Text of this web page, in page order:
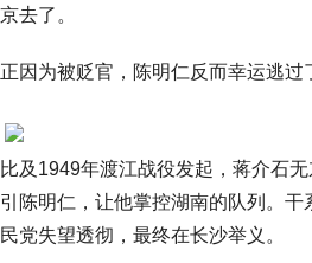
京去了。
正因为被贬官，陈明仁反而幸运逃过
比及1949年渡江战役发起，蒋介石
引陈明仁，让他掌控湖南的队列。干
民党失望透彻，最终在长沙举义。